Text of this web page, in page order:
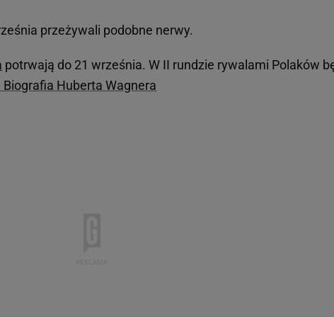
przeżywali podobne nerwy.
potrwają do 21 września. W II rundzie rywalami Polaków
Biografia Huberta Wagnera